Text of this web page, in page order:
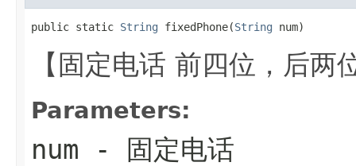
public static String fixedPhone(String num)
【固定电话 前四位，后两
Parameters:
num - 固定电话